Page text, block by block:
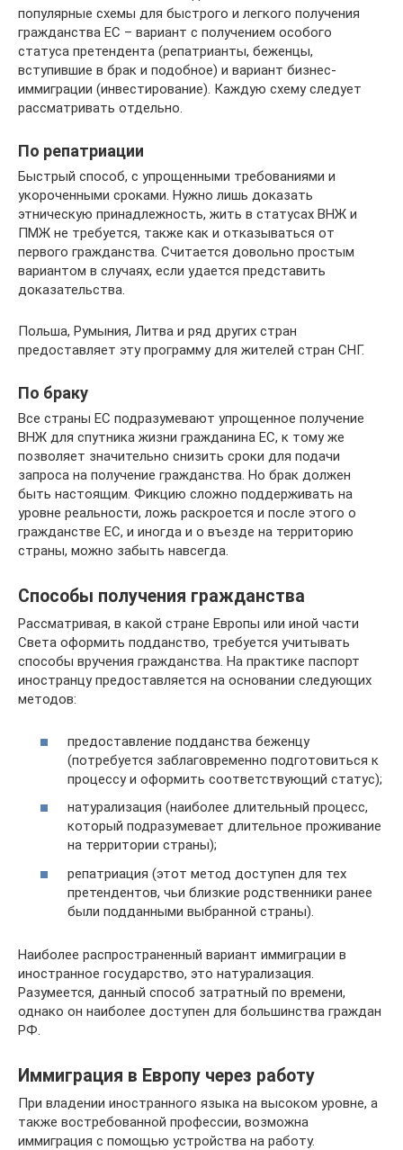
популярные схемы для быстрого и легкого получения
гражданства ЕС – вариант с получением особого
статуса претендента (репатрианты, беженцы,
вступившие в брак и подобное) и вариант бизнес-
иммиграции (инвестирование). Каждую схему следует
рассматривать отдельно.
По репатриации
Быстрый способ, с упрощенными требованиями и
укороченными сроками. Нужно лишь доказать
этническую принадлежность, жить в статусах ВНЖ и
ПМЖ не требуется, также как и отказываться от
первого гражданства. Считается довольно простым
вариантом в случаях, если удается представить
доказательства.
Польша, Румыния, Литва и ряд других стран
предоставляет эту программу для жителей стран СНГ.
По браку
Все страны ЕС подразумевают упрощенное получение
ВНЖ для спутника жизни гражданина ЕС, к тому же
позволяет значительно снизить сроки для подачи
запроса на получение гражданства. Но брак должен
быть настоящим. Фикцию сложно поддерживать на
уровне реальности, ложь раскроется и после этого о
гражданстве ЕС, и иногда и о въезде на территорию
страны, можно забыть навсегда.
Способы получения гражданства
Рассматривая, в какой стране Европы или иной части
Света оформить подданство, требуется учитывать
способы вручения гражданства. На практике паспорт
иностранцу предоставляется на основании следующих
методов:
предоставление подданства беженцу
(потребуется заблаговременно подготовиться к
процессу и оформить соответствующий статус);
натурализация (наиболее длительный процесс,
который подразумевает длительное проживание
на территории страны);
репатриация (этот метод доступен для тех
претендентов, чьи близкие родственники ранее
были подданными выбранной страны).
Наиболее распространенный вариант иммиграции в
иностранное государство, это натурализация.
Разумеется, данный способ затратный по времени,
однако он наиболее доступен для большинства граждан
РФ.
Иммиграция в Европу через работу
При владении иностранного языка на высоком уровне, а
также востребованной профессии, возможна
иммиграция с помощью устройства на работу.